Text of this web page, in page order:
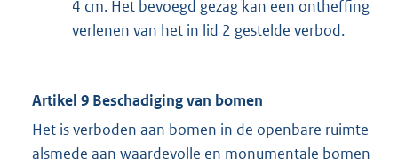
4 cm. Het bevoegd gezag kan een ontheffing
verlenen van het in lid 2 gestelde verbod.
Artikel 9 Beschadiging van bomen
Het is verboden aan bomen in de openbare ruimte
alsmede aan waardevolle en monumentale bomen